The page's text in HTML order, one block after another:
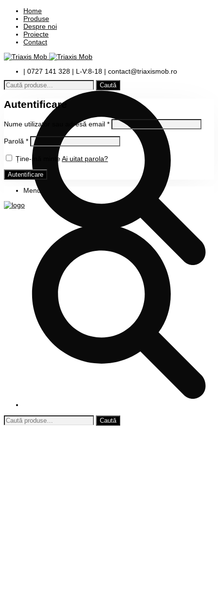
Home
Produse
Despre noi
Proiecte
Contact
| 0727 141 328 | L-V:8-18 | contact@triaxismob.ro
Caută
după:
Autentificare
Nume utilizator sau adresă email *
Parolă *
Ține-mă minteAi uitat parola?
Autentificare
Menu
Caută
după: